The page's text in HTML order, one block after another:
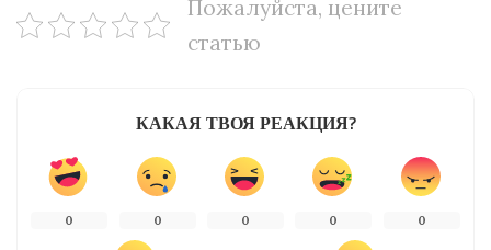
Пожалуйста, цените
статью
КАКАЯ ТВОЯ РЕАКЦИЯ?
0 0 0 0 0